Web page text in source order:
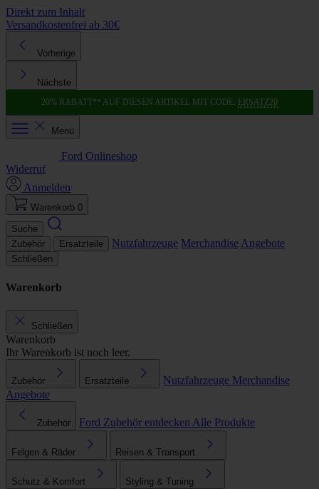
Direkt zum Inhalt
Versandkostenfrei ab 30€
Vorherige
Nächste
20% RABATT** AUF DIESEN ARTIKEL MIT CODE: ERSATZ20
Menü
Ford Onlineshop
Widerruf
Anmelden
Warenkorb 0
Suche
Zubehör
Ersatzteile Nutzfahrzeuge Merchandise Angebote
Schließen
Warenkorb
Schließen
Warenkorb
Ihr Warenkorb ist noch leer.
Zubehör Ersatzteile Nutzfahrzeuge Merchandise
Angebote
Zubehör Ford Zubehör entdecken Alle Produkte
Felgen & Räder Reisen & Transport
Schutz & Komfort Styling & Tuning